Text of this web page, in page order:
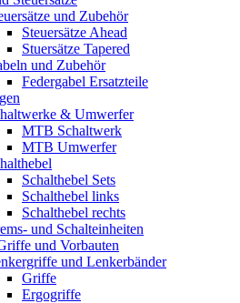
und Zubehör
Steuersätze Ahead
Stuersätze Tapered
und Zubehör
Federgabel Ersatzteile
& Umwerfer
MTB Schaltwerk
MTB Umwerfer
Schalthebel Sets
Schalthebel links
Schalthebel rechts
und Schalteinheiten
und Vorbauten
und Lenkerbänder
Griffe
Ergogriffe